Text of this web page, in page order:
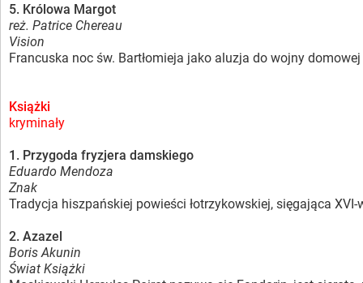
5. Królowa Margot
reż. Patrice Chereau
Vision
Francuska noc św. Bartłomieja jako aluzja do wojny
Książki
kryminały
1. Przygoda fryzjera damskiego
Eduardo Mendoza
Znak
Tradycja hiszpańskiej powieści łotrzykowskiej, sięgająca
2. Azazel
Boris Akunin
Świat Książki